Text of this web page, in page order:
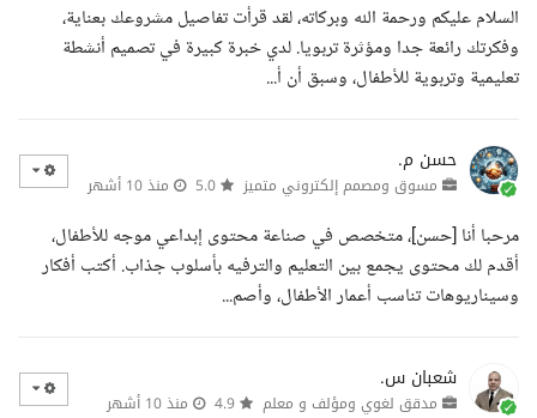
السلام عليكم ورحمة الله وبركاته، لقد قرأت تفاصيل مشروعك بعناية،
وفكرتك رائعة جدا ومؤثرة تربويا. لدي خبرة كبيرة في تصميم أنشطة
تعليمية وتربوية للأطفال، وسبق أن أ...
حسن م.
مسوق ومصمم إلكتروني متميز منذ 10 أشهر
مرحبا أنا [حسن]، متخصص في صناعة محتوى إبداعي موجه للأطفال،
أقدم لك محتوى يجمع بين التعليم والترفيه بأسلوب جذاب. أكتب أفكار
وسيناريوهات تناسب أعمار الأطفال، وأصم...
شعبان س.
مدقق لغوي ومؤلف و معلم منذ 10 أشهر